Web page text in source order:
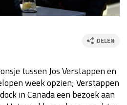
2026 23 - 25 okt
zo 21:00 - 23:00
06 - 08 nov
za 19:00 - 20:00
DELEN
tussen Jos Verstappen en
week opzien; Verstappen
in Canada een bezoek aan